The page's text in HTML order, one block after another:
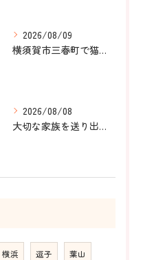
2026/08/09
横須賀市三春町で猫ちゃんのペット葬儀、ペット火葬をお手伝いさ...
2026/08/08
大切な家族を送り出すお手伝いをしました。
横浜 逗子 葉山